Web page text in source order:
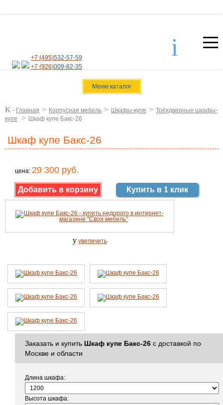
+7 (495)532-57-59
+7 (926)009-82-35
i
Меню каталог
K - Главная > Корпусная мебель > Шкафы-купе > Трёхдверные шкафы-
купе
> Шкаф купе Бакс-26
Шкаф купе Бакс-26
цена: 29 300 руб.
Купить в 1 клик
y увеличить
Заказать и купить Шкаф купе Бакс-26 с доставкой по
Москве и области
Длина шкафа:
Высота шкафа: